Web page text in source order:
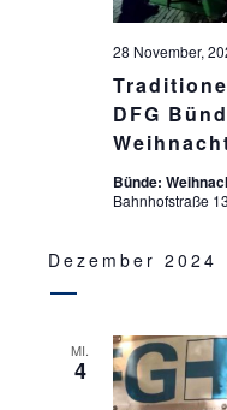
DFG
28 November,
Bünde:
Bahnhofstraße
Dezember 2024
MI.
4